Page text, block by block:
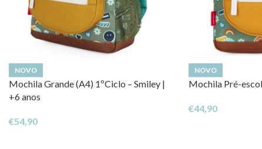
NOVO
Mochila Grande (A4) 1ºCiclo – Smiley |
+6 anos
€54,90
NOVO
Mochila Pré-
€44,90